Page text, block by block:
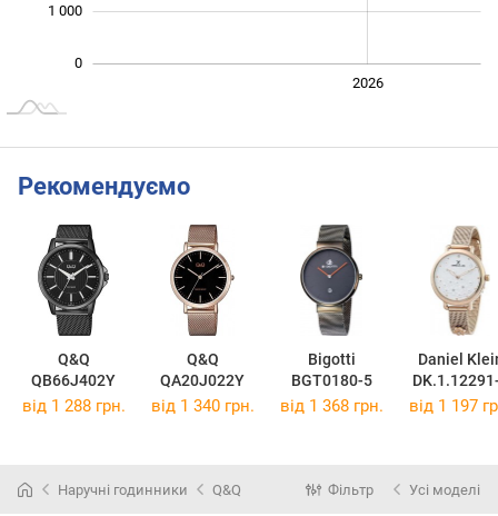
0
1 000
2026
Рекомендуємо
Q&Q
QB66J402Y
Q&Q
QA20J022Y
Bigotti
BGT0180-5
Daniel
від 1 288 грн. від 1 340 грн. від 1 368 грн. від 1 197
Наручні годинники Q&Q Фільтр Усі моделі